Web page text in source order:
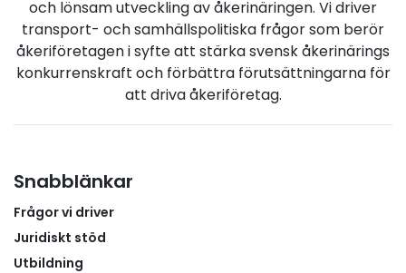
såsom bärgningsfordon och sjukvårdstransporter,
men dessa undantag gäller inte generellt för
varningsbilar eller VTL.Det avgörande är alltså om
fordonet är ett godsbärande fordon – inte om det
för tillfället transporterar gods.Frågan om
förtydligande av tillämpning för bland annat
Åkeriföretag följer utvecklingen av tillämpningen
och återrapporterar så snart vi får mer vägledning
från tillsynsmyndigheterna eller EU.
och lönsam utveckling av åkerinäringen. Vi driver
transport- och samhällspolitiska frågor som berör
åkeriföretagen i syfte att stärka svensk åkerinärings
konkurrenskraft och förbättra förutsättningarna för
att driva åkeriföretag.
Snabblänkar
Frågor vi driver
Juridiskt stöd
Utbildning